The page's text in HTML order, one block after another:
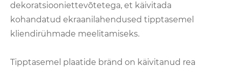
dekoratsiooniettevõtetega, et käivitada
kohandatud ekraanilahendused tipptasemel
kliendirühmade meelitamiseks.
Tipptasemel plaatide bränd on käivitanud rea